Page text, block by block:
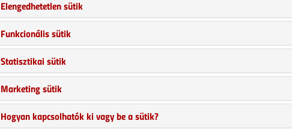
Elengedhetetlen sütik
Funkcionális sütik
Statisztikai sütik
Marketing sütik
Hogyan kapcsolhatók ki vagy be a sütik?